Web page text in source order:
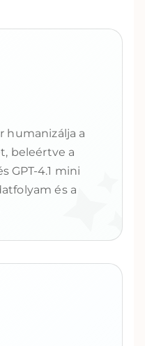
humanizálja a
beleértve a
GPT-4.1 mini
és a